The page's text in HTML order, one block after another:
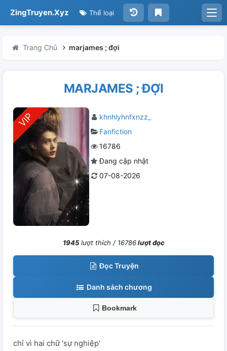
ZingTruyen.Xyz Thể loại
Trang Chủ marjames ; đợi
MARJAMES ; ĐỢI
khnhlyhnfxnzz_
Fanfiction
16786
Đang cập nhật
07-08-2026
1945lượt thích / 16786lượt đọc
Đọc Truyện
Danh sách chương
Bookmark
chỉ vì hai chữ 'sự nghiệp'